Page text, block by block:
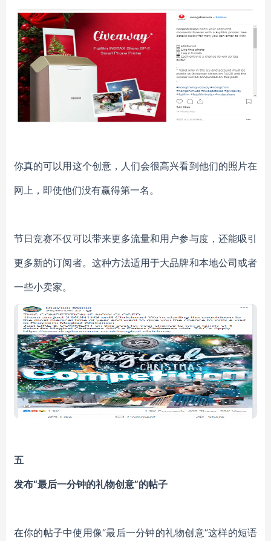
你真的可以用这个创意，人们会很高兴看到他们的照片在
网上，即使他们没有赢得第一名。
节日竞赛不仅可以带来更多流量和用户参与度，还能吸引
更多新的订阅者。这种方法适用于大品牌和本地公司或者
一些小卖家。
五
发布“最后一分钟的礼物创意”的帖子
在你的帖子中使用像“最后一分钟的礼物创意”这样的短语